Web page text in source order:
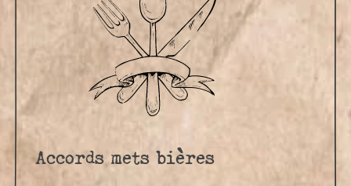
Accords mets bières